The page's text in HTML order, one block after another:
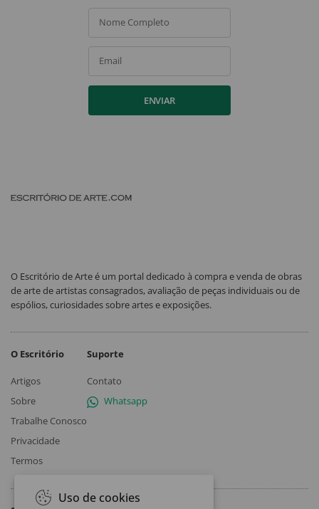
Nome Completo
Email
ENVIAR
O Escritório de Arte é um portal dedicado à compra e venda de obras
de arte de artistas consagrados, avaliação de peças individuais ou de
espólios, curiosidades sobre artes e exposições.
O Escritório
Artigos
Sobre
Trabalhe Conosco
Privacidade
Termos
Suporte
Contato
Whatsapp
Uso de cookies